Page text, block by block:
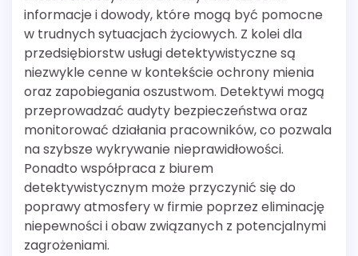
informacje i dowody, które mogą być pomocne
w trudnych sytuacjach życiowych. Z kolei dla
przedsiębiorstw usługi detektywistyczne są
niezwykle cenne w kontekście ochrony mienia
oraz zapobiegania oszustwom. Detektywi mogą
przeprowadzać audyty bezpieczeństwa oraz
monitorować działania pracowników, co pozwala
na szybsze wykrywanie nieprawidłowości.
Ponadto współpraca z biurem
detektywistycznym może przyczynić się do
poprawy atmosfery w firmie poprzez eliminację
niepewności i obaw związanych z potencjalnymi
zagrożeniami.